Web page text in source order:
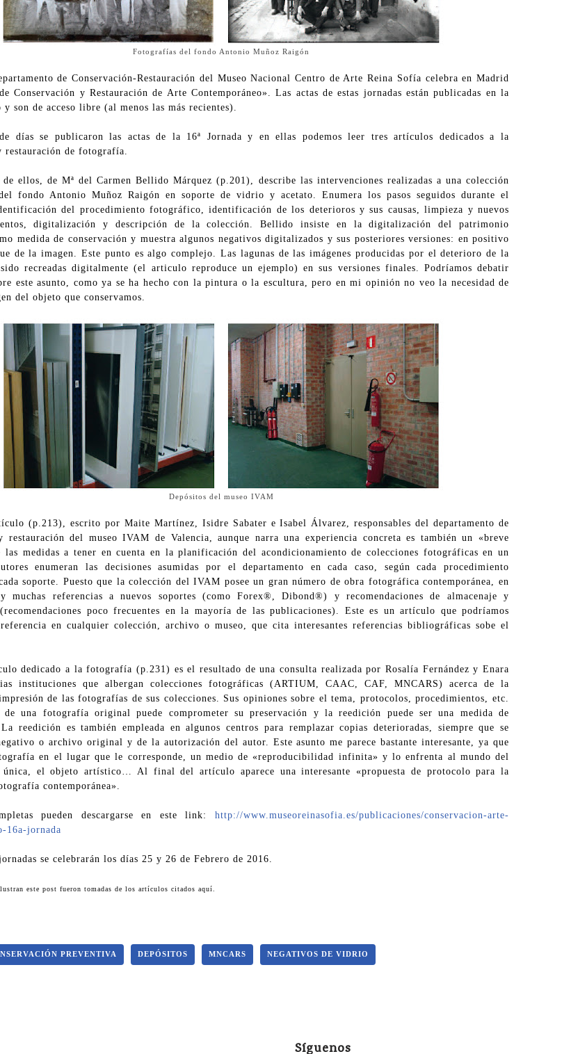
Fotografías del fondo Antonio Muñoz Raigón
de Conservación-Restauración del Museo Nacional Centro de Arte Reina Sofía celebra en Madrid
Conservación y Restauración de Arte Contemporáneo». Las actas de estas jornadas están publicadas en la
y son de acceso libre (al menos las más recientes).
días se publicaron las actas de la 16ª Jornada y en ellas podemos leer tres artículos dedicados a la
restauración de fotografía.
ellos, de Mª del Carmen Bellido Márquez (p.201), describe las intervenciones realizadas a una colección
fondo Antonio Muñoz Raigón en soporte de vidrio y acetato. Enumera los pasos seguidos durante el
del procedimiento fotográfico, identificación de los deterioros y sus causas, limpieza y nuevos
digitalización y descripción de la colección. Bellido insiste en la digitalización del patrimonio
medida de conservación y muestra algunos negativos digitalizados y sus posteriores versiones: en positivo
de la imagen. Este punto es algo complejo. Las lagunas de las imágenes producidas por el deterioro de la
recreadas digitalmente (el articulo reproduce un ejemplo) en sus versiones finales. Podríamos debatir
este asunto, como ya se ha hecho con la pintura o la escultura, pero en mi opinión no veo la necesidad de
del objeto que conservamos.
Depósitos del museo IVAM
(p.213), escrito por Maite Martínez, Isidre Sabater e Isabel Álvarez, responsables del departamento de
restauración del museo IVAM de Valencia, aunque narra una experiencia concreta es también un «breve
las medidas a tener en cuenta en la planificación del acondicionamiento de colecciones fotográficas en un
enumeran las decisiones asumidas por el departamento en cada caso, según cada procedimiento
soporte. Puesto que la colección del IVAM posee un gran número de obra fotográfica contemporánea, en
muchas referencias a nuevos soportes (como Forex®, Dibond®) y recomendaciones de almacenaje y
poco frecuentes en la mayoría de las publicaciones). Este es un artículo que podríamos
en cualquier colección, archivo o museo, que cita interesantes referencias bibliográficas sobe el
dedicado a la fotografía (p.231) es el resultado de una consulta realizada por Rosalía Fernández y Enara
instituciones que albergan colecciones fotográficas (ARTIUM, CAAC, CAF, MNCARS) acerca de la
de las fotografías de sus colecciones. Sus opiniones sobre el tema, protocolos, procedimientos, etc.
una fotografía original puede comprometer su preservación y la reedición puede ser una medida de
reedición es también empleada en algunos centros para remplazar copias deterioradas, siempre que se
o archivo original y de la autorización del autor. Este asunto me parece bastante interesante, ya que
en el lugar que le corresponde, un medio de «reproducibilidad infinita» y lo enfrenta al mundo del
el objeto artístico… Al final del artículo aparece una interesante «propuesta de protocolo para la
contemporánea».
pueden descargarse en este link: http://www.museoreinasofia.es/publicaciones/conservacion-arte-
16a-jornada
se celebrarán los días 25 y 26 de Febrero de 2016.
este post fueron tomadas de los artículos citados aquí.
PREVENTIVA DEPÓSITOS MNCARS NEGATIVOS DE VIDRIO
Síguenos